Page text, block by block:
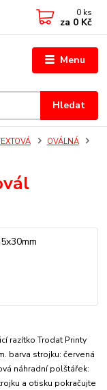
Menu
Hledat
0 ks
za 0 Kč
OVÁLNÁ
razítko Trodat Printy
barva strojku: červená
náhradní polštářek:
a otisku pokračujte